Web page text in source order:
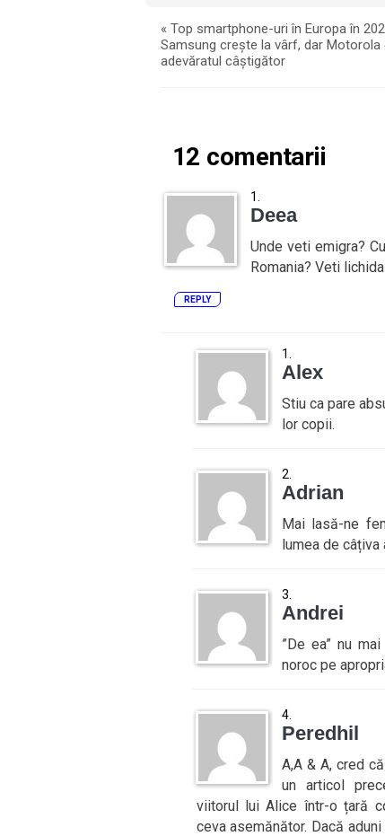
« Top smartphone-uri în Europa în
Samsung crește la vârf, dar Motorola
adevăratul câștigător
12 comentarii
Deea
Unde veti emigra?
Romania? Veti
REPLY
Alex
Stiu ca pare
lor copii.
Adrian
Mai lasă-ne
lumea de câțiva
Andrei
”De ea” nu
noroc pe
Peredhil
A,A & A, cred
un articol
viitorul lui Alice într-o țară
ceva asemănător. Dacă